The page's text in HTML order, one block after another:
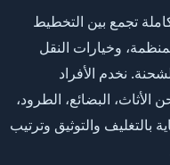
تجمع بين التخطيط
وخيارات النقل
نخدم الأفراد
البضائع، الطرود،
بالتغليف والتوثيق وترتيب